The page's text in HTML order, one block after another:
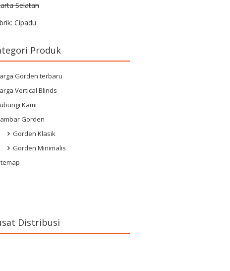
Selatan
Cipadu
Produk
Gorden terbaru
Vertical Blinds
Kami
Gorden
Gorden Klasik
Gorden Minimalis
Distribusi